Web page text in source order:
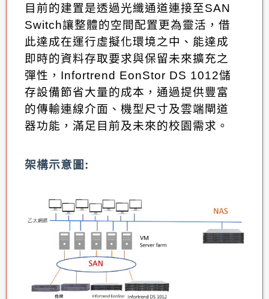
目前的建置是透過光纖通道連接至SAN
Switch讓整體的空間配置更為靈活，借
此達成在運行虛擬化環境之中 、 能達成
即時的資料存取要求與保留未來擴充之
彈性， Infortrend EonStor DS 1012儲
存設備節省大量的成本，通過提供豐富
的傳輸連線介面、機型尺寸及雲端閘道
器功能，滿足目前及未來的校園需求。
架構示意圖 :